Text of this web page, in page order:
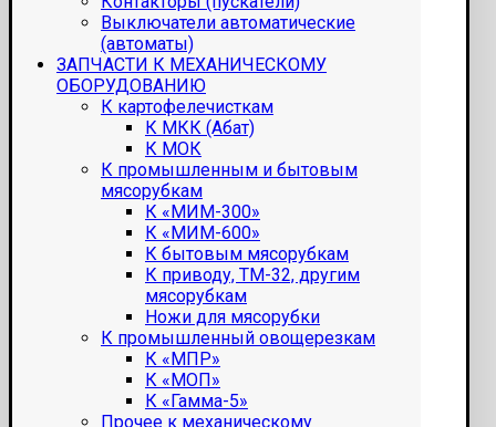
Выключатели автоматические
(автоматы)
ЗАПЧАСТИ К МЕХАНИЧЕСКОМУ
ОБОРУДОВАНИЮ
К картофелечисткам
К МКК (Абат)
К МОК
К промышленным и бытовым
мясорубкам
К «МИМ-300»
К «МИМ-600»
К бытовым мясорубкам
К приводу, ТМ-32, другим
мясорубкам
Ножи для мясорубки
К промышленный овощерезкам
К «МПР»
К «МОП»
К «Гамма-5»
Прочее к механическому